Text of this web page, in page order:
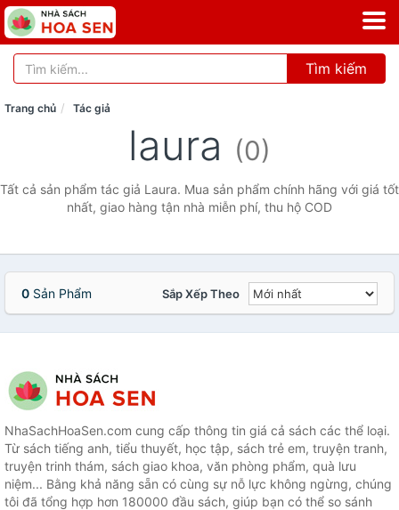
Tìm kiếm
Trang chủ Tác giả
laura (0)
Tất cả sản phẩm tác giả Laura. Mua sản phẩm chính hãng với giá tốt
nhất, giao hàng tận nhà miễn phí, thu hộ COD
0 Sản Phẩm Sắp Xếp Theo
NhaSachHoaSen.com cung cấp thông tin giá cả sách các thể loại.
Từ sách tiếng anh, tiểu thuyết, học tập, sách trẻ em, truyện tranh,
truyện trinh thám, sách giao khoa, văn phòng phẩm, quà lưu
niệm... Bằng khả năng sẵn có cùng sự nỗ lực không ngừng, chúng
tôi đã tổng hợp hơn 180000 đầu sách, giúp bạn có thể so sánh